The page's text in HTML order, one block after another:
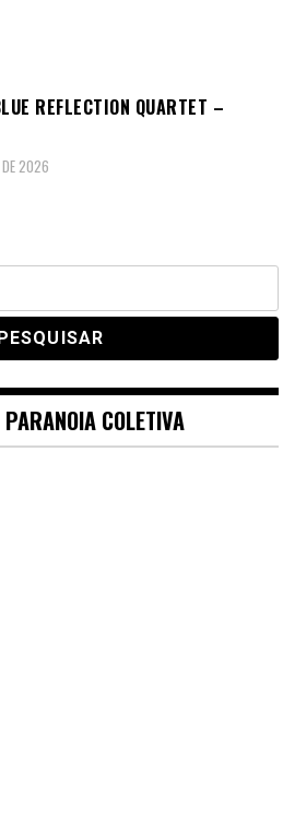
REFLECTION QUARTET –
DE 2026
COLETIVA